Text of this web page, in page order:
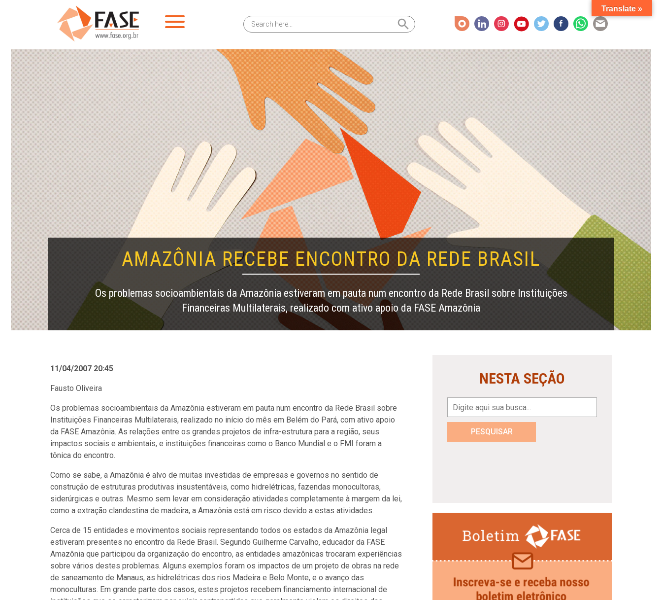
Search
for:
Search Button
AMAZÔNIA RECEBE ENCONTRO DA REDE BRASIL
Os problemas socioambientais da Amazônia estiveram em pauta num encontro da Rede Brasil sobre Instituições
Financeiras Multilaterais, realizado com ativo apoio da FASE Amazônia
11/04/2007 20:45
Fausto Oliveira
Os problemas socioambientais da Amazônia estiveram em pauta num encontro da Rede Brasil sobre
Instituições Financeiras Multilaterais, realizado no início do mês em Belém do Pará, com ativo apoio
da FASE Amazônia. As relações entre os grandes projetos de infra-estrutura para a região, seus
impactos sociais e ambientais, e instituições financeiras como o Banco Mundial e o FMI foram a
tônica do encontro.
Como se sabe, a Amazônia é alvo de muitas investidas de empresas e governos no sentido de
construção de estruturas produtivas insustentáveis, como hidrelétricas, fazendas monocultoras,
siderúrgicas e outras. Mesmo sem levar em consideração atividades completamente à margem da lei,
como a extração clandestina de madeira, a Amazônia está em risco devido a estas atividades.
Cerca de 15 entidades e movimentos sociais representando todos os estados da Amazônia legal
estiveram presentes no encontro da Rede Brasil. Segundo Guilherme Carvalho, educador da FASE
Amazônia que participou da organização do encontro, as entidades amazônicas trocaram experiências
sobre vários destes problemas. Alguns exemplos foram os impactos de um projeto de obras na rede
de saneamento de Manaus, as hidrelétricas dos rios Madeira e Belo Monte, e o avanço das
monoculturas. Em grande parte dos casos, estes projetos recebem financiamento internacional de
NESTA SEÇÃO
PESQUISAR
Translate »